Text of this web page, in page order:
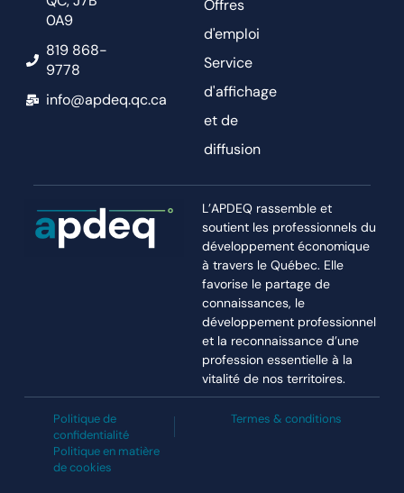
0A9
819 868-
9778
info@apdeq.qc.ca
Offres
d'emploi
Service
d'affichage
et de
diffusion
L’APDEQ rassemble et
soutient les professionnels du
développement économique
à travers le Québec. Elle
favorise le partage de
connaissances, le
développement professionnel
et la reconnaissance d’une
profession essentielle à la
vitalité de nos territoires.
Politique de
confidentialité
Politique en matière
de cookies
Termes & conditions